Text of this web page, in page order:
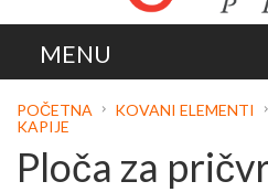
POČETNA KOVANI ELEMENTI
KAPIJE
Ploča za